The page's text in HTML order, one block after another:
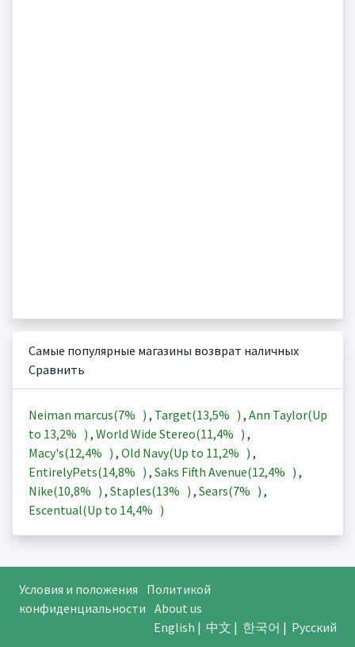
Самые популярные магазины возврат наличных
Сравнить
Neiman marcus(7% ) , Target(13,5% ) , Ann Taylor(Up
to 13,2% ) , World Wide Stereo(11,4% ) ,
Macy's(12,4% ) , Old Navy(Up to 11,2% ) ,
EntirelyPets(14,8% ) , Saks Fifth Avenue(12,4% ) ,
Nike(10,8% ) , Staples(13% ) , Sears(7% ) ,
Escentual(Up to 14,4% )
Условия и положения
Политикой
конфиденциальности About us
English | 中文 | 한국어 | Русский